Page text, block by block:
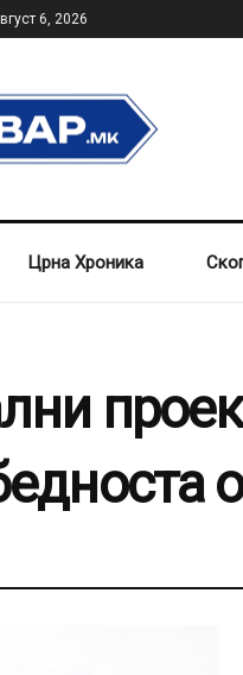
6, 2026
Црна Хроника